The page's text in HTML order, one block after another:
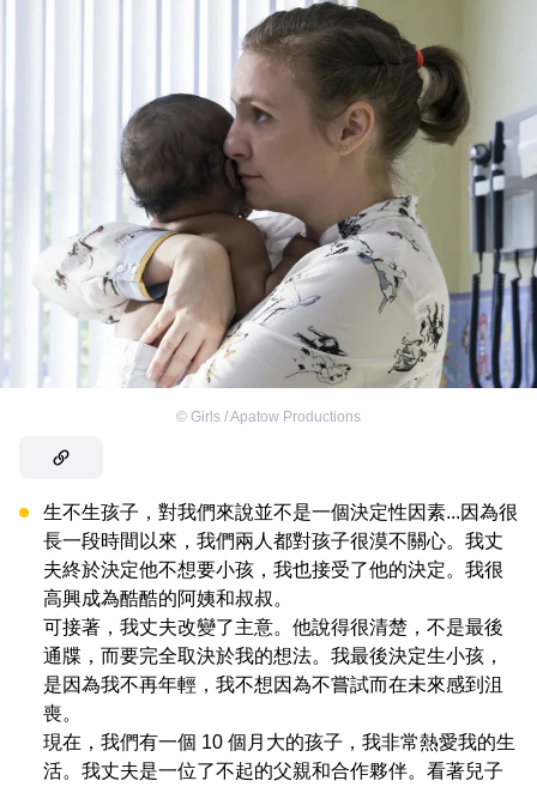
© Girls / Apatow Productions
生不生孩子，對我們來說並不是一個決定性因素...因為很
長一段時間以來，我們兩人都對孩子很漠不關心。我丈
夫終於決定他不想要小孩，我也接受了他的決定。我很
高興成為酷酷的阿姨和叔叔。
可接著，我丈夫改變了主意。他說得很清楚，不是最後
通牒，而要完全取決於我的想法。我最後決定生小孩，
是因為我不再年輕，我不想因為不嘗試而在未來感到沮
喪。
現在，我們有一個 10 個月大的孩子，我非常熱愛我的生
活。我丈夫是一位了不起的父親和合作夥伴。看著兒子